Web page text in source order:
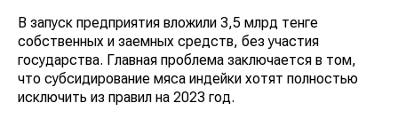
В запуск предприятия вложили 3,5 млрд тенге
собственных и заемных средств, без участия
государства. Главная проблема заключается в том,
что субсидирование мяса индейки хотят полностью
исключить из правил на 2023 год.